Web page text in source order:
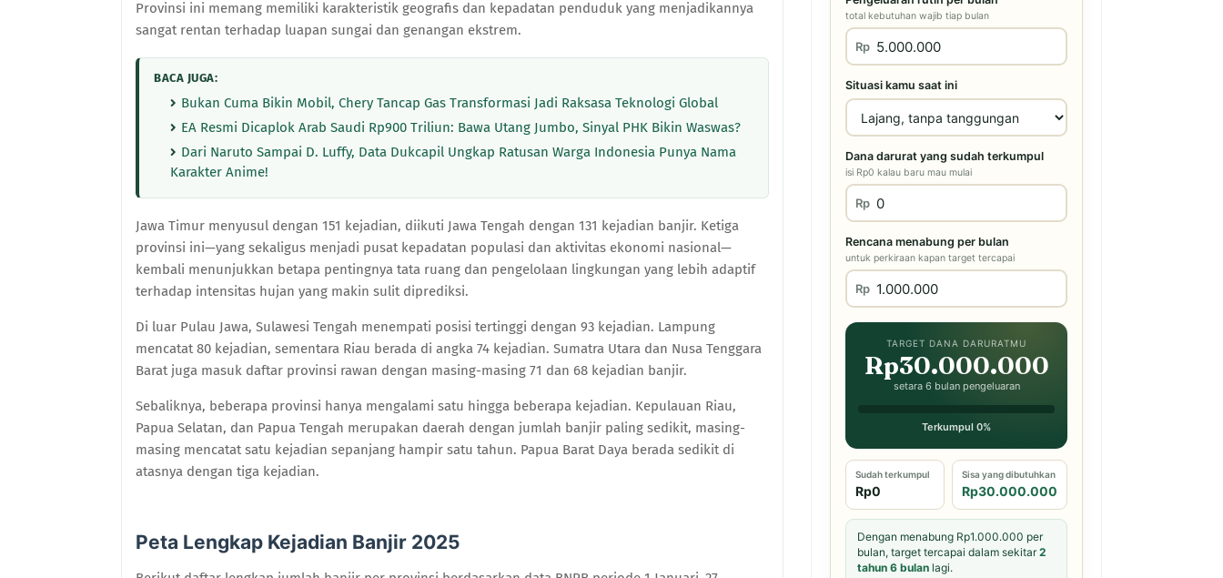
Provinsi ini memang memiliki karakteristik geografis dan kepadatan penduduk yang menjadikannya
sangat rentan terhadap luapan sungai dan genangan ekstrem.
BACA JUGA:
Bukan Cuma Bikin Mobil, Chery Tancap Gas Transformasi Jadi Raksasa Teknologi Global
EA Resmi Dicaplok Arab Saudi Rp900 Triliun: Bawa Utang Jumbo, Sinyal PHK Bikin Waswas?
Dari Naruto Sampai D. Luffy, Data Dukcapil Ungkap Ratusan Warga Indonesia Punya Nama
Karakter Anime!
Jawa Timur menyusul dengan 151 kejadian, diikuti Jawa Tengah dengan 131 kejadian banjir. Ketiga
provinsi ini—yang sekaligus menjadi pusat kepadatan populasi dan aktivitas ekonomi nasional—
kembali menunjukkan betapa pentingnya tata ruang dan pengelolaan lingkungan yang lebih adaptif
terhadap intensitas hujan yang makin sulit diprediksi.
Di luar Pulau Jawa, Sulawesi Tengah menempati posisi tertinggi dengan 93 kejadian. Lampung
mencatat 80 kejadian, sementara Riau berada di angka 74 kejadian. Sumatra Utara dan Nusa Tenggara
Barat juga masuk daftar provinsi rawan dengan masing-masing 71 dan 68 kejadian banjir.
Sebaliknya, beberapa provinsi hanya mengalami satu hingga beberapa kejadian. Kepulauan Riau,
Papua Selatan, dan Papua Tengah merupakan daerah dengan jumlah banjir paling sedikit, masing-
masing mencatat satu kejadian sepanjang hampir satu tahun. Papua Barat Daya berada sedikit di
atasnya dengan tiga kejadian.
Peta Lengkap Kejadian Banjir 2025
total kebutuhan wajib tiap bulan
Rp
Situasi kamu saat ini
Dana darurat yang sudah terkumpul
isi Rp0 kalau baru mau mulai
Rp
Rencana menabung per bulan
untuk perkiraan kapan target tercapai
Rp
TARGET DANA DARURATMU
Rp30.000.000
setara 6 bulan pengeluaran
Terkumpul 0%
Sudah terkumpul
Rp0
Sisa yang dibutuhkan
Rp30.000.000
Dengan menabung Rp1.000.000 per
bulan, target tercapai dalam sekitar2
tahun 6 bulan lagi.